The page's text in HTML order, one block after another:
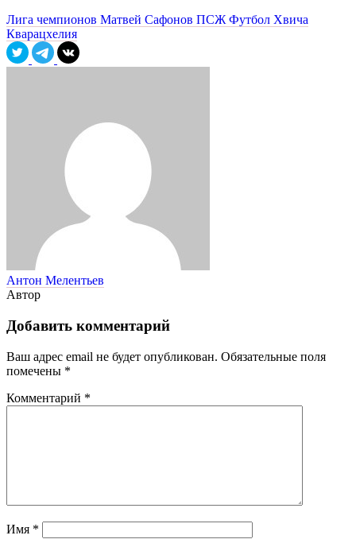
Лига чемпионов Матвей Сафонов ПСЖ Футбол Хвича
Кварацхелия
Антон Мелентьев
Автор
Добавить комментарий
Ваш адрес email не будет опубликован. Обязательные поля
помечены *
Комментарий *
Имя *